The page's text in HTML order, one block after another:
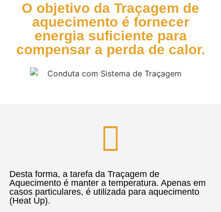
O objetivo da Traçagem de
aquecimento é fornecer
energia suficiente para
compensar a perda de calor.
Desta forma, a tarefa da Traçagem de
Aquecimento é manter a temperatura. Apenas em
casos particulares, é utilizada para aquecimento
(Heat Up).